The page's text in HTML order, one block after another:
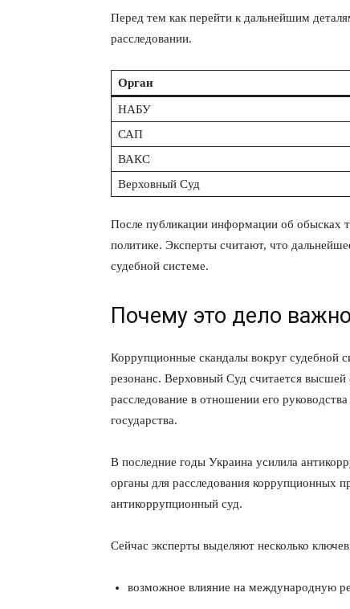
Перед тем как перейти к дальнейшим
расследовании.
Орган
НАБУ
САП
ВАКС
Верховный Суд
После публикации информации об обысках
политике. Эксперты считают, что
судебной системе.
Почему это дело
Коррупционные скандалы вокруг
резонанс. Верховный Суд считается
расследование в отношении его
государства.
В последние годы Украина усилила
органы для расследования
антикоррупционный суд.
Сейчас эксперты выделяют несколько
возможное влияние на международную